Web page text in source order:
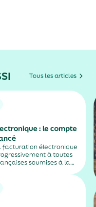
Tous les articles
: le compte
facturation électronique
à toutes
soumises à la
en charge en 2027,
leur activité. Un